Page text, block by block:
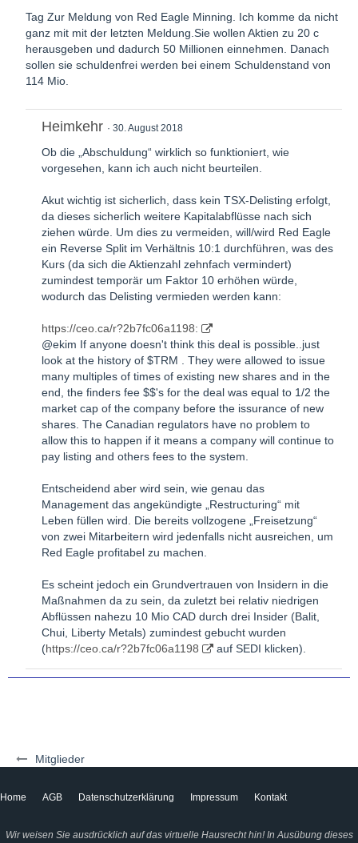
Mitglieder
Tag Zur Meldung von Red Eagle Minning. Ich komme da nicht
ganz mit mit der letzten Meldung.Sie wollen Aktien zu 20 c
herausgeben und dadurch 50 Millionen einnehmen. Danach
sollen sie schuldenfrei werden bei einem Schuldenstand von
114 Mio.
Heimkehr 30. August 2018
Ob die „Abschuldung“ wirklich so funktioniert, wie
vorgesehen, kann ich auch nicht beurteilen.
Akut wichtig ist sicherlich, dass kein TSX-Delisting erfolgt,
da dieses sicherlich weitere Kapitalabflüsse nach sich
ziehen würde. Um dies zu vermeiden, will/wird Red Eagle
ein Reverse Split im Verhältnis 10:1 durchführen, was des
Kurs (da sich die Aktienzahl zehnfach vermindert)
zumindest temporär um Faktor 10 erhöhen würde,
wodurch das Delisting vermieden werden kann:
https://ceo.ca/r?2b7fc06a1198:
@ekim If anyone doesn't think this deal is possible..just
look at the history of $TRM . They were allowed to issue
many multiples of times of existing new shares and in the
end, the finders fee $$'s for the deal was equal to 1/2 the
market cap of the company before the issurance of new
shares. The Canadian regulators have no problem to
allow this to happen if it means a company will continue to
pay listing and others fees to the system.
Entscheidend aber wird sein, wie genau das
Management das angekündigte „Restructuring“ mit
Leben füllen wird. Die bereits vollzogene „Freisetzung“
von zwei Mitarbeitern wird jedenfalls nicht ausreichen, um
Red Eagle profitabel zu machen.
Es scheint jedoch ein Grundvertrauen von Insidern in die
Maßnahmen da zu sein, da zuletzt bei relativ niedrigen
Abflüssen nahezu 10 Mio CAD durch drei Insider (Balit,
Chui, Liberty Metals) zumindest gebucht wurden
(https://ceo.ca/r?2b7fc06a1198 auf SEDI klicken).
Home AGB Datenschutzerklärung Impressum Kontakt
Wir weisen Sie ausdrücklich auf das virtuelle Hausrecht hin! In Ausübung dieses